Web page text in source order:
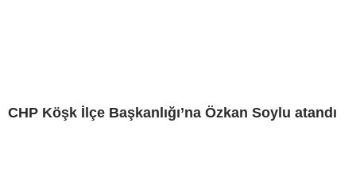
CHP Köşk İlçe Başkanlığı’na Özkan Soylu atandı